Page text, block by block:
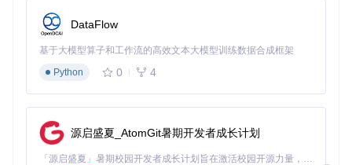
据音频长度自动调整歌词同步精度，解决不同版本歌曲的歌词
错位问题。
实施路径：标准化操作流程
准备工作
环境配置
# 克隆项目仓库
DataFlow
基于大模型算子和工作流的高效文本大模型训练数据合成框架
Python
0 4
源启盛夏_AtomGit暑期开发者成长计划
「源启盛夏」暑期校园开发者成长计划旨在激活校园开源力量，通过积分激励、认证扶持、资源倾斜等形式，引导高校组织和开发者完成「入驻 — 建项目 — 做贡献 — 获认证 — 得资源」的完整闭环。无论你是想带领社团入驻平台的组织者，还是希望用代码贡献证明自己的开发者，都能在这里找到属于你的成长路径。